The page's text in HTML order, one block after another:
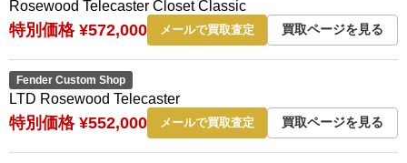
Rosewood Telecaster Closet Classic
特別価格 ¥572,000 メールで買取査定 買取ページを見る
Fender Custom Shop
LTD Rosewood Telecaster
特別価格 ¥552,000 メールで買取査定 買取ページを見る